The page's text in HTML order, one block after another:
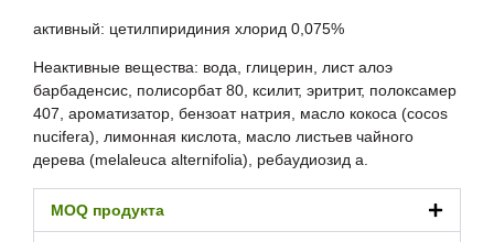
активный: цетилпиридиния хлорид 0,075%
Неактивные вещества: вода, глицерин, лист алоэ
барбаденсис, полисорбат 80, ксилит, эритрит, полоксамер
407, ароматизатор, бензоат натрия, масло кокоса (cocos
nucifera), лимонная кислота, масло листьев чайного
дерева (melaleuca alternifolia), ребаудиозид а.
MOQ продукта